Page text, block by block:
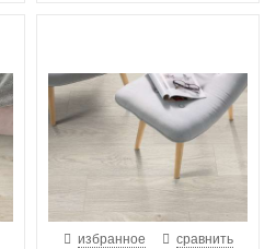
избранное сравнить